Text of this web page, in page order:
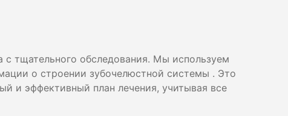
с тщательного обследования. Мы используем
о строении зубочелюстной системы . Это
и эффективный план лечения, учитывая все